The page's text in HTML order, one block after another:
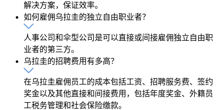
解决方案，保证效率。
如何雇佣乌拉圭的独立自由职业者？
人事公司和伞型公司是可以直接或间接雇佣独立自由职
业者的第三方。
乌拉圭的招聘费用有多高？
在乌拉圭雇佣员工的成本包括工资、招聘服务费、签约
奖金以及其他直接和间接费用，包括年度奖金、外籍员
工税务管理和社会保险缴款。